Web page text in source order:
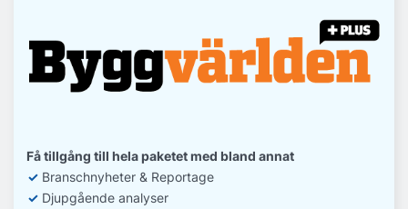
Få tillgång till hela paketet med bland annat
✓ Branschnyheter & Reportage
✓ Djupgående analyser